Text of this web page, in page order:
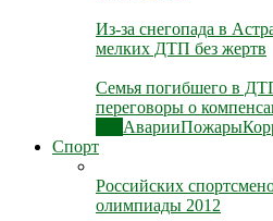
Из-за снегопада в
мелких ДТП без жертв
Семья погибшего в
переговоры о
АварииПожары
Спорт
Российских
олимпиады 2012